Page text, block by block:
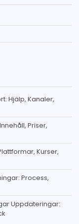
Hjälp, Kanaler,
Priser,
Kurser,
Process,
Uppdateringar: